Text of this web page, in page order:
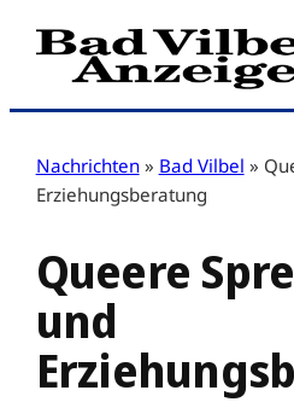
Zum
Inhalt
Nachrichten » Bad Vilbel »
Erziehungsberatung
Queere
und